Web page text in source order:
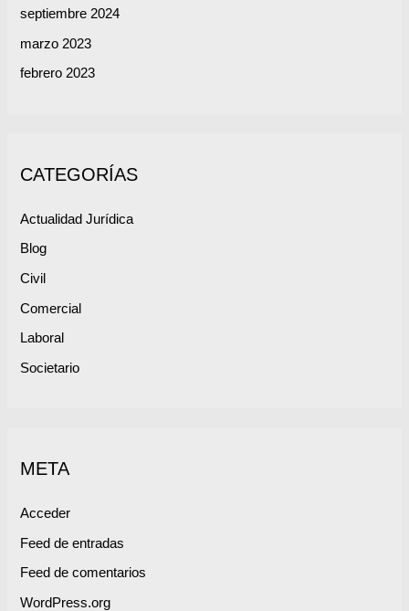
septiembre 2024
marzo 2023
febrero 2023
CATEGORÍAS
Actualidad Jurídica
Blog
Civil
Comercial
Laboral
Societario
META
Acceder
Feed de entradas
Feed de comentarios
WordPress.org